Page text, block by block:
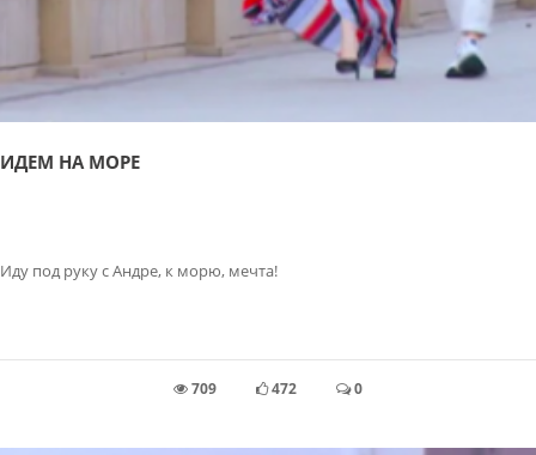
ИДЕМ НА МОРЕ
Иду под руку с Андре, к морю, мечта!
709 472 0